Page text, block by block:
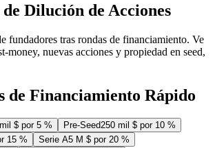
Dilución de Acciones
fundadores tras rondas de financiamiento. Ve
money, nuevas acciones y propiedad en seed,
de Financiamiento Rápido
$ por 5 % Pre-Seed250 mil $ por 10 %
15 % Serie A5 M $ por 20 %